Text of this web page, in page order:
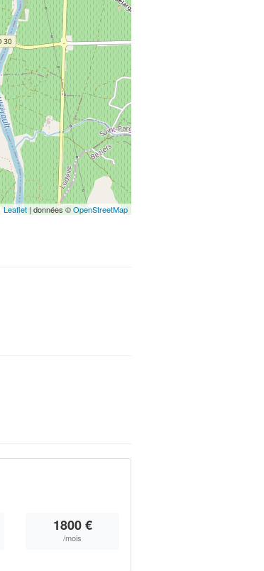
Leaflet| données ©OpenStreetMap
1800 €
/mois